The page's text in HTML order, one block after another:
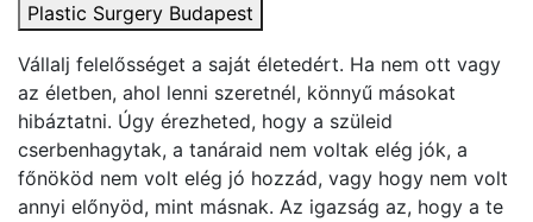
Plastic Surgery Budapest
Vállalj felelősséget a saját életedért. Ha nem ott vagy
az életben, ahol lenni szeretnél, könnyű másokat
hibáztatni. Úgy érezheted, hogy a szüleid
cserbenhagytak, a tanáraid nem voltak elég jók, a
főnököd nem volt elég jó hozzád, vagy hogy nem volt
annyi előnyöd, mint másnak. Az igazság az, hogy a te